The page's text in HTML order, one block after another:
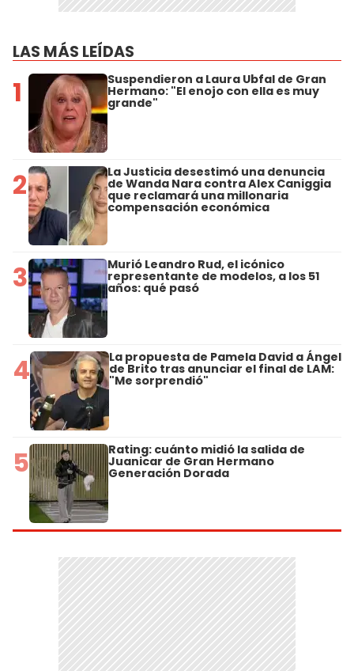
LAS MÁS LEÍDAS
1 Suspendieron a Laura Ubfal de Gran
Hermano: "El enojo con ella es muy
grande"
2 La Justicia desestimó una denuncia
de Wanda Nara contra Alex Caniggia
que reclamará una millonaria
compensación económica
3 Murió Leandro Rud, el icónico
representante de modelos, a los 51
años: qué pasó
4 La propuesta de Pamela David a Ángel
de Brito tras anunciar el final de LAM:
"Me sorprendió"
5 Rating: cuánto midió la salida de
Juanicar de Gran Hermano
Generación Dorada